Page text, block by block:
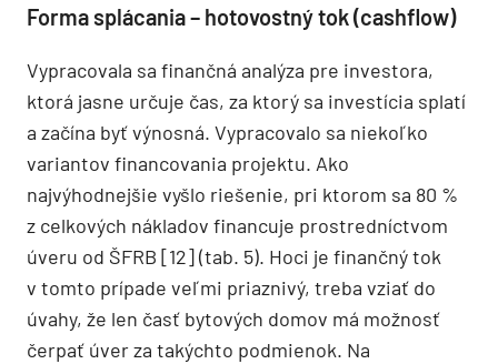
Forma splácania – hotovostný tok (cashflow)
Vypracovala sa finančná analýza pre investora,
ktorá jasne určuje čas, za ktorý sa investícia splatí
a začína byť výnosná. Vypracovalo sa niekoľko
variantov financovania projektu. Ako
najvýhodnejšie vyšlo riešenie, pri ktorom sa 80 %
z celkových nákladov financuje prostredníctvom
úveru od ŠFRB [12] (tab. 5). Hoci je finančný tok
v tomto prípade veľmi priaznivý, treba vziať do
úvahy, že len časť bytových domov má možnosť
čerpať úver za takýchto podmienok. Na